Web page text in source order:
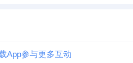
App参与更多互动